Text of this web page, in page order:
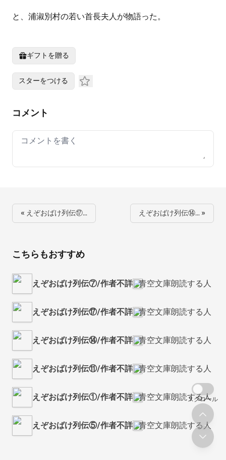
と、浦淑別村の若い首長夫人が物語った。
ギフトを贈る
スターをつける
コメント
Your comment
« えぞおばけ列伝⑰… えぞおばけ列伝⑭… »
こちらもおすすめ
えぞおばけ列伝⑦/作者不詳 青空文庫朗読する人
えぞおばけ列伝⑰/作者不詳 青空文庫朗読する人
えぞおばけ列伝⑭/作者不詳 青空文庫朗読する人
えぞおばけ列伝⑪/作者不詳 青空文庫朗読する人
えぞおばけ列伝①/作者不詳 青空文庫朗読する人
えぞおばけ列伝⑤/作者不詳 青空文庫朗読する人
スクロール